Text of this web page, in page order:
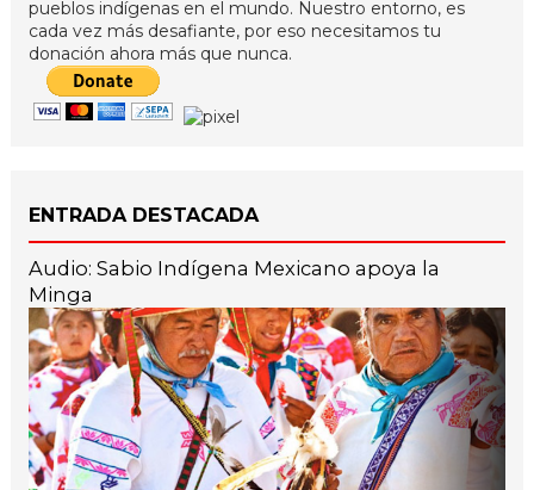
pueblos indígenas en el mundo. Nuestro entorno, es
cada vez más desafiante, por eso necesitamos tu
donación ahora más que nunca.
ENTRADA DESTACADA
Audio: Sabio Indígena Mexicano apoya la
Minga